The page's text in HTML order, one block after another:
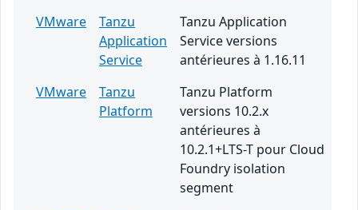
VMware
Tanzu
Application
Service
Tanzu Application
Service versions
antérieures à 1.16.11
VMware
Tanzu
Platform
Tanzu Platform
versions 10.2.x
antérieures à
10.2.1+LTS-T pour Cloud
Foundry isolation
segment